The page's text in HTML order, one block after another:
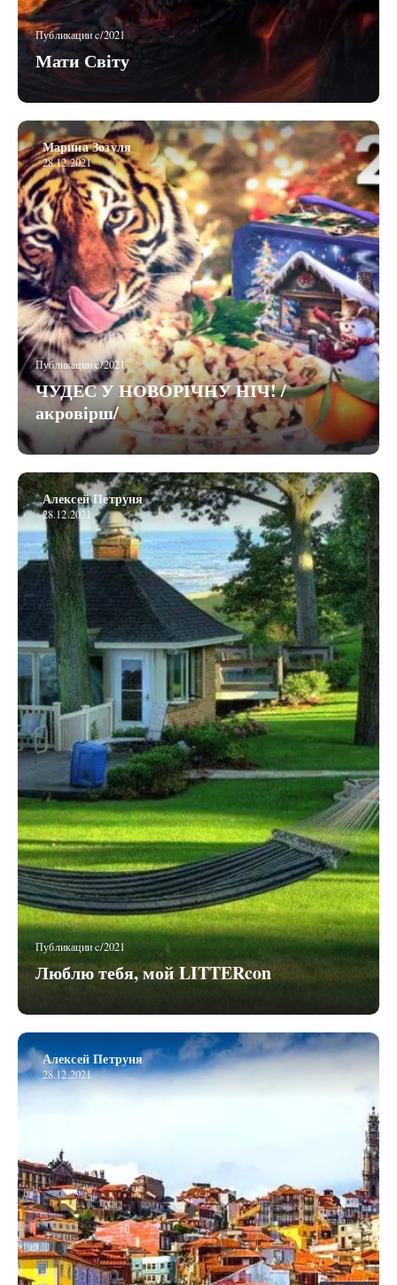
Публикации c/2021
Мати Світу
Публикации c/2021
ЧУДЕС У НОВОРІЧНУ НІЧ! /
акровірш/
Марина Зозуля
28.12.2021
Публикации c/2021
Люблю тебя, мой LITTERcon
Алексей Петруня
28.12.2021
Алексей Петруня
28.12.2021